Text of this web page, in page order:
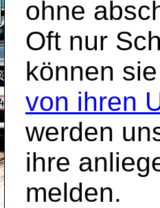
ohne
Oft nur
können
von ihren
werden
ihre
melden.